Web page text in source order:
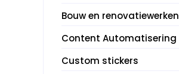
Bouw en renovatiewerken
Content Automatisering
Custom stickers